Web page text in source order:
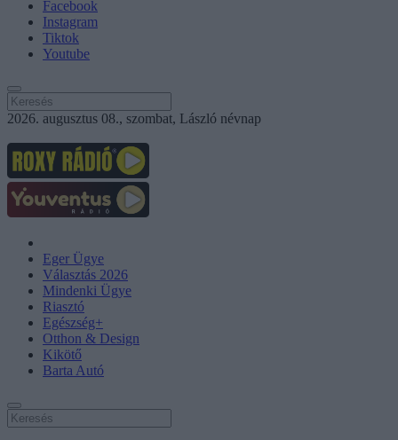
Facebook
Instagram
Tiktok
Youtube
2026. augusztus 08., szombat, László névnap
Eger Ügye
Választás 2026
Mindenki Ügye
Riasztó
Egészség+
Otthon & Design
Kikötő
Barta Autó